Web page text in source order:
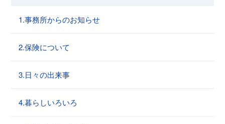
1.事務所からのお知らせ
2.保険について
3.日々の出来事
4.暮らしいろいろ